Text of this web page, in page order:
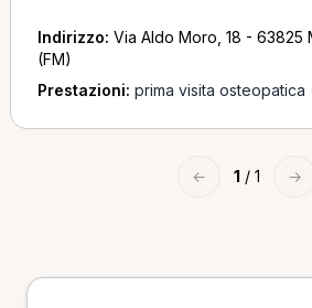
Indirizzo: Via Aldo Moro, 18 - 63825
(FM)
Prestazioni: prima visita osteopatica
← 1 / 1 →